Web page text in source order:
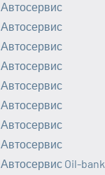
Автосервис
Автосервис
Автосервис
Автосервис
Автосервис
Автосервис
Автосервис
Автосервис
Автосервис Oil-bank